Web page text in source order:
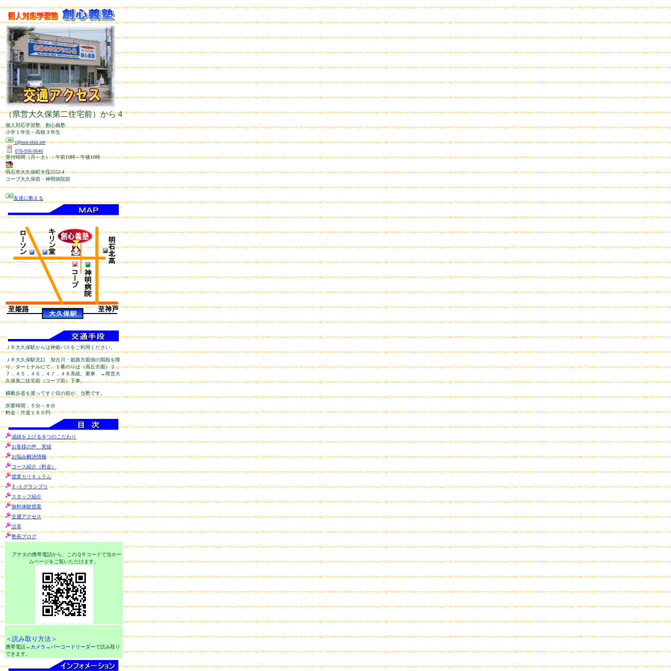
営大久保第二住宅前）から４０歩。神明病院、コープ大久保の前に当塾があります。
個人対応学習塾 創心義塾
小学１年生～高校３年生
t@sou-shin.net
078-936-9640
受付時間（月～土）：午前10時～午後10時
明石市大久保町大窪2552-4
コープ大久保前・神明病院前
友達に教える
ＪＲ大久保駅からは神姫バスをご利用ください。
ＪＲ大久保駅北口 加古川・姫路方面側の階段を降
り、ターミナルにて、１番のりば（高丘方面）２，
７，４５，４６，４７，４８系統、乗車 →県営大
久保第二住宅前（コープ前）下車。
横断歩道を渡ってすぐ目の前が、当塾です。
所要時間：５分～８分
料金：片道１６０円
成績を上げる８つのこだわり
お客様の声、実績
お悩み解決情報
コース紹介（料金）
授業カリキュラム
Ｅ-１グランプリ
スタッフ紹介
無料体験授業
交通アクセス
沿革
塾長ブログ
アナタの携帯電話から、このＱＲコードで当ホー
ムページをご覧いただけます。
＜読み取り方法＞
携帯電話→ カメラ → バーコードリーダーで読み取り
できます。